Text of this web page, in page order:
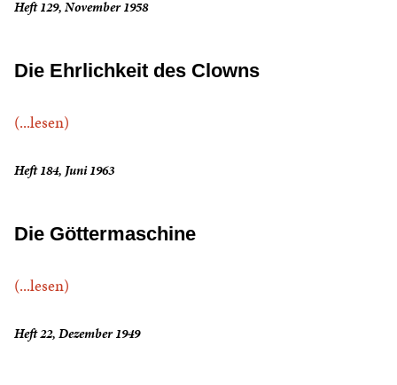
Heft 129, November 1958
Die Ehrlichkeit des Clowns
(...lesen)
Heft 184, Juni 1963
Die Göttermaschine
(...lesen)
Heft 22, Dezember 1949